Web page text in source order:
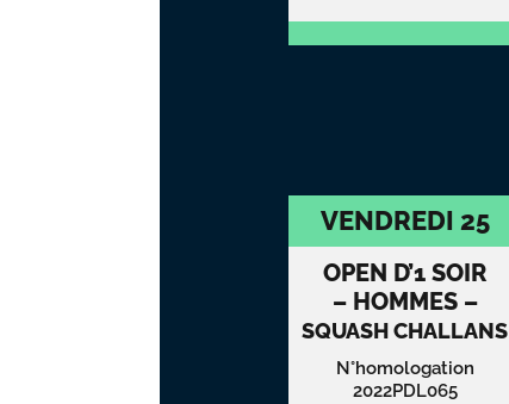
VENDREDI 25
OPEN D’1 SOIR
– HOMMES –
SQUASH CHALLANS
N°homologation
2022PDL065